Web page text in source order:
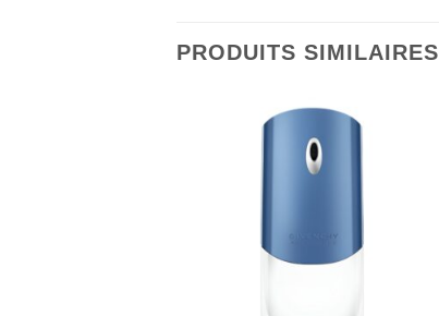
PRODUITS SIMILAIRES